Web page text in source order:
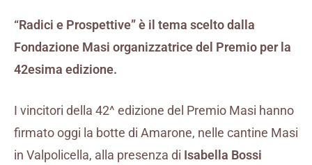
“Radici e Prospettive” è il tema scelto dalla
Fondazione Masi organizzatrice del Premio per la
42esima edizione.
I vincitori della 42^ edizione del Premio Masi hanno
firmato oggi la botte di Amarone, nelle cantine Masi
in Valpolicella, alla presenza di Isabella Bossi